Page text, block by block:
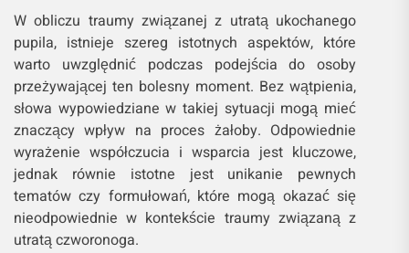
W obliczu traumy związanej z utratą ukochanego
pupila, istnieje szereg istotnych aspektów, które
warto uwzględnić podczas podejścia do osoby
przeżywającej ten bolesny moment. Bez wątpienia,
słowa wypowiedziane w takiej sytuacji mogą mieć
znaczący wpływ na proces żałoby. Odpowiednie
wyrażenie współczucia i wsparcia jest kluczowe,
jednak równie istotne jest unikanie pewnych
tematów czy formułowań, które mogą okazać się
nieodpowiednie w kontekście traumy związaną z
utratą czworonoga.